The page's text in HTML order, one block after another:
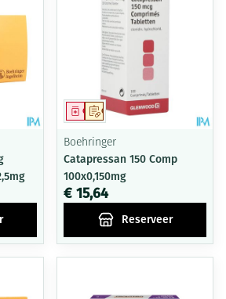
Op voorschrift
Geneesmiddel
Boehringer
Catapressan 150 Comp
100x0,150mg
€ 15,64
Reserveer